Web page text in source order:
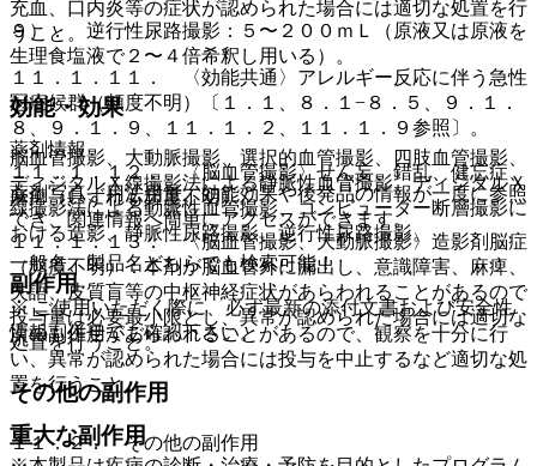
充血、口内炎等の症状が認められた場合には適切な処置を行
うこと。
１１．１．１１． 〈効能共通〉アレルギー反応に伴う急性
冠症候群（頻度不明）〔１．１、８．１−８．５、９．１．
８、９．１．９、１１．１．２、１１．１．９参照〕。
１１．１．１２． 〈脳血管撮影〉せん妄、錯乱、健忘症、
麻痺（いずれも頻度不明）。
１１．１．１３． 〈脳血管撮影、大動脈撮影〉造影剤脳症
（頻度不明）：本剤が脳血管外に漏出し、意識障害、麻痺、
失語、皮質盲等の中枢神経症状があらわれることがあるので
投与量は必要最小限とし、異常が認められた場合には適切な
処置を行うこと。
その他の副作用
１１．２． その他の副作用
９）． 逆行性尿路撮影：５〜２００ｍＬ（原液又は原液を
生理食塩液で２〜４倍希釈し用いる）。
効能・効果
脳血管撮影、大動脈撮影、選択的血管撮影、四肢血管撮影、
ディジタルＸ線撮影法による静脈性血管撮影、ディジタルＸ
線撮影法による動脈性血管撮影、コンピューター断層撮影に
おける造影、静脈性尿路撮影、逆行性尿路撮影。
副作用
次の副作用があらわれることがあるので、観察を十分に行
い、異常が認められた場合には投与を中止するなど適切な処
置を行うこと。
重大な副作用
薬剤情報
薬剤写真、用法用量、効能効果や後発品の情報が一度に参照
でき、関連情報へ簡単にアクセスができます。
一般名、製品名どちらでも検索可能！
※ ご使用いただく際に、必ず最新の添付文書および安全性
情報も併せてご確認下さい。